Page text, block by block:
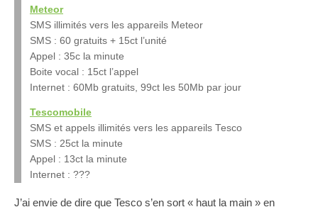
Meteor
SMS illimités vers les appareils Meteor
SMS : 60 gratuits + 15ct l’unité
Appel : 35c la minute
Boite vocal : 15ct l’appel
Internet : 60Mb gratuits, 99ct les 50Mb par jour
Tescomobile
SMS et appels illimités vers les appareils Tesco
SMS : 25ct la minute
Appel : 13ct la minute
Internet : ???
J’ai envie de dire que Tesco s’en sort « haut la main » en